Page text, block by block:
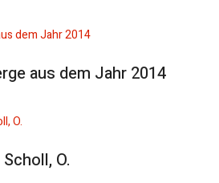
aus dem Jahr 2014
O.